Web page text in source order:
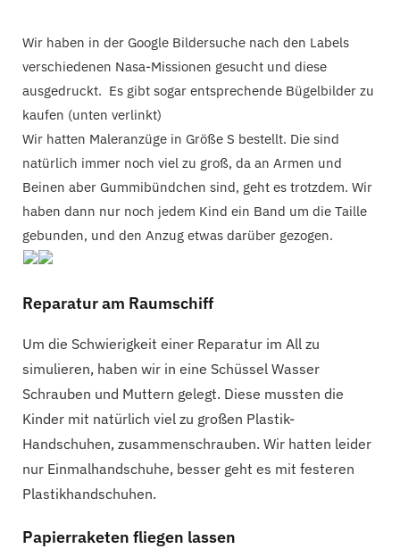
Wir haben in der Google Bildersuche nach den Labels
verschiedenen Nasa-Missionen gesucht und diese
ausgedruckt. Es gibt sogar entsprechende Bügelbilder zu
kaufen (unten verlinkt)
Wir hatten Maleranzüge in Größe S bestellt. Die sind
natürlich immer noch viel zu groß, da an Armen und
Beinen aber Gummibündchen sind, geht es trotzdem. Wir
haben dann nur noch jedem Kind ein Band um die Taille
gebunden, und den Anzug etwas darüber gezogen.
Reparatur am Raumschiff
Um die Schwierigkeit einer Reparatur im All zu
simulieren, haben wir in eine Schüssel Wasser
Schrauben und Muttern gelegt. Diese mussten die
Kinder mit natürlich viel zu großen Plastik-
Handschuhen, zusammenschrauben. Wir hatten leider
nur Einmalhandschuhe, besser geht es mit festeren
Plastikhandschuhen.
Papierraketen fliegen lassen